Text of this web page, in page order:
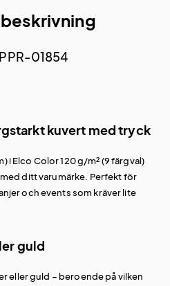
01854
kuvert med tryck
i Elco Color 120 g/m² (9 färgval)
ditt varumärke. Perfekt för
och events som kräver lite
guld
eller guld – beroende på vilken